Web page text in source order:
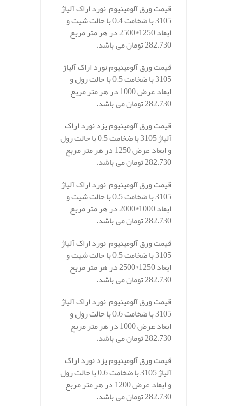
قیمت ورق آلومینیوم نورد اراک آلیاژ
3105 با ضخامت 0.4 با حالت شیت و
ابعاد 1250*2500 در هر متر مربع
282.730 تومان می باشد.
قیمت ورق آلومینیوم نورد اراک آلیاژ
3105 با ضخامت 0.5 با حالت رول و
ابعاد عرض 1000 در هر متر مربع
282.730 تومان می باشد.
قیمت ورق آلومینیوم یزد نورد اراک
آلیاژ 3105 با ضخامت 0.5 با حالت رول
و ابعاد عرض 1250 در هر متر مربع
282.730 تومان می باشد.
قیمت ورق آلومینیوم نورد اراک آلیاژ
3105 با ضخامت 0.5 با حالت شیت و
ابعاد 1000*2000 در هر متر مربع
282.730 تومان می باشد.
قیمت ورق آلومینیوم نورد اراک آلیاژ
3105 با ضخامت 0.5 با حالت شیت و
ابعاد 1250*2500 در هر متر مربع
282.730 تومان می باشد.
قیمت ورق آلومینیوم نورد اراک آلیاژ
3105 با ضخامت 0.6 با حالت رول و
ابعاد عرض 1000 در هر متر مربع
282.730 تومان می باشد.
قیمت ورق آلومینیوم یزد نورد اراک
آلیاژ 3105 با ضخامت 0.6 با حالت رول
و ابعاد عرض 1200 در هر متر مربع
282.730 تومان می باشد.